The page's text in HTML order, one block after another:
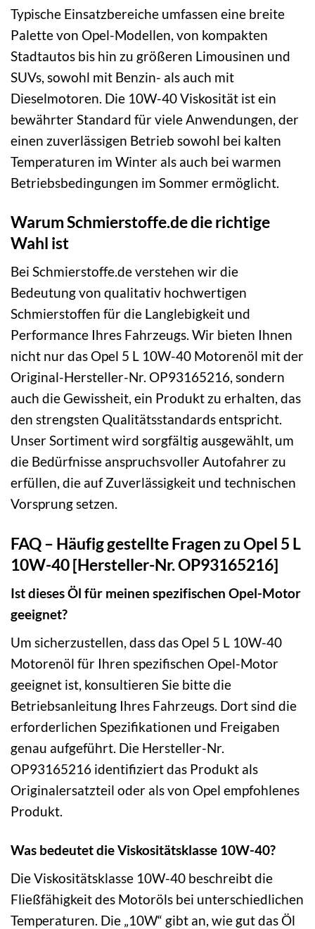
Typische Einsatzbereiche umfassen eine breite
Palette von Opel-Modellen, von kompakten
Stadtautos bis hin zu größeren Limousinen und
SUVs, sowohl mit Benzin- als auch mit
Dieselmotoren. Die 10W-40 Viskosität ist ein
bewährter Standard für viele Anwendungen, der
einen zuverlässigen Betrieb sowohl bei kalten
Temperaturen im Winter als auch bei warmen
Betriebsbedingungen im Sommer ermöglicht.
Warum Schmierstoffe.de die richtige
Wahl ist
Bei Schmierstoffe.de verstehen wir die
Bedeutung von qualitativ hochwertigen
Schmierstoffen für die Langlebigkeit und
Performance Ihres Fahrzeugs. Wir bieten Ihnen
nicht nur das Opel 5 L 10W-40 Motorenöl mit der
Original-Hersteller-Nr. OP93165216, sondern
auch die Gewissheit, ein Produkt zu erhalten, das
den strengsten Qualitätsstandards entspricht.
Unser Sortiment wird sorgfältig ausgewählt, um
die Bedürfnisse anspruchsvoller Autofahrer zu
erfüllen, die auf Zuverlässigkeit und technischen
Vorsprung setzen.
FAQ – Häufig gestellte Fragen zu Opel 5 L
10W-40 [Hersteller-Nr. OP93165216]
Ist dieses Öl für meinen spezifischen Opel-Motor
geeignet?
Um sicherzustellen, dass das Opel 5 L 10W-40
Motorenöl für Ihren spezifischen Opel-Motor
geeignet ist, konsultieren Sie bitte die
Betriebsanleitung Ihres Fahrzeugs. Dort sind die
erforderlichen Spezifikationen und Freigaben
genau aufgeführt. Die Hersteller-Nr.
OP93165216 identifiziert das Produkt als
Originalersatzteil oder als von Opel empfohlenes
Produkt.
Was bedeutet die Viskositätsklasse 10W-40?
Die Viskositätsklasse 10W-40 beschreibt die
Fließfähigkeit des Motoröls bei unterschiedlichen
Temperaturen. Die „10W“ gibt an, wie gut das Öl